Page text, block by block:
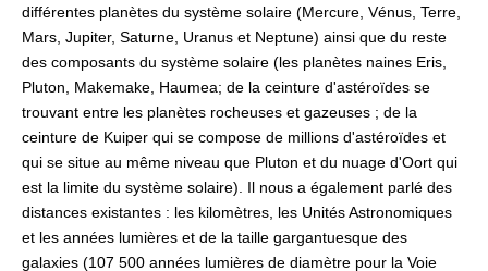
différentes planètes du système solaire (Mercure, Vénus, Terre,
Mars, Jupiter, Saturne, Uranus et Neptune) ainsi que du reste
des composants du système solaire (les planètes naines Eris,
Pluton, Makemake, Haumea; de la ceinture d'astéroïdes se
trouvant entre les planètes rocheuses et gazeuses ; de la
ceinture de Kuiper qui se compose de millions d'astéroïdes et
qui se situe au même niveau que Pluton et du nuage d'Oort qui
est la limite du système solaire). Il nous a également parlé des
distances existantes : les kilomètres, les Unités Astronomiques
et les années lumières et de la taille gargantuesque des
galaxies (107 500 années lumières de diamètre pour la Voie